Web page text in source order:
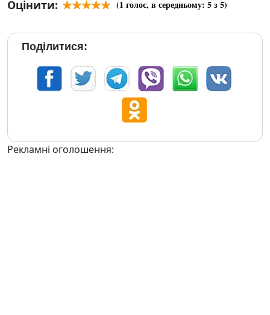
Оцінити:
(1 голос, в середньому: 5з 5)
Поділитися:
Рекламні оголошення: